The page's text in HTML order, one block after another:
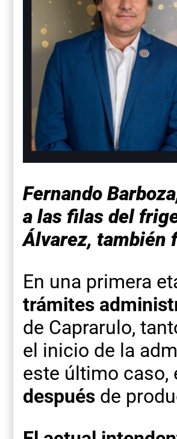
Fernando
a las filas del
Álvarez, también
En una primera
trámites
de Caprarulo,
el inicio de la
este último caso,
después de